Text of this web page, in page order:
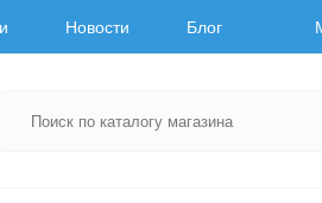
Новости Блог